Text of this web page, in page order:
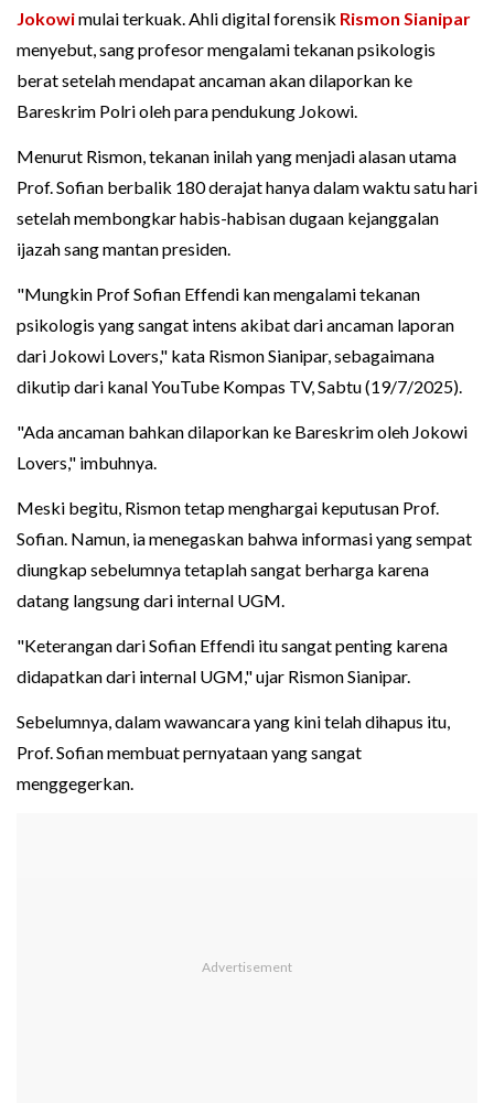
Jokowimulai terkuak. Ahli digital forensik Rismon Sianipar
menyebut, sang profesor mengalami tekanan psikologis
berat setelah mendapat ancaman akan dilaporkan ke
Bareskrim Polri oleh para pendukung Jokowi.
Menurut Rismon, tekanan inilah yang menjadi alasan utama
Prof. Sofian berbalik 180 derajat hanya dalam waktu satu hari
setelah membongkar habis-habisan dugaan kejanggalan
ijazah sang mantan presiden.
"Mungkin Prof Sofian Effendi kan mengalami tekanan
psikologis yang sangat intens akibat dari ancaman laporan
dari Jokowi Lovers," kata Rismon Sianipar, sebagaimana
dikutip dari kanal YouTube Kompas TV, Sabtu (19/7/2025).
"Ada ancaman bahkan dilaporkan ke Bareskrim oleh Jokowi
Lovers," imbuhnya.
Meski begitu, Rismon tetap menghargai keputusan Prof.
Sofian. Namun, ia menegaskan bahwa informasi yang sempat
diungkap sebelumnya tetaplah sangat berharga karena
datang langsung dari internal UGM.
"Keterangan dari Sofian Effendi itu sangat penting karena
didapatkan dari internal UGM," ujar Rismon Sianipar.
Sebelumnya, dalam wawancara yang kini telah dihapus itu,
Prof. Sofian membuat pernyataan yang sangat
menggegerkan.